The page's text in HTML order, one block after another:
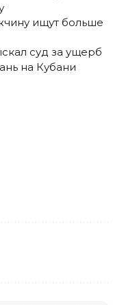
ищут больше
суд за ущерб
на Кубани